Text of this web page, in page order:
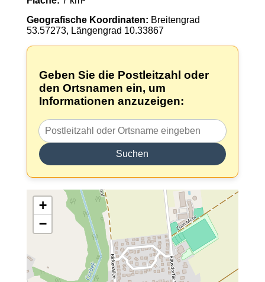
Geografische Koordinaten: Breitengrad
53.57273, Längengrad 10.33867
Geben Sie die Postleitzahl oder
den Ortsnamen ein, um
Informationen anzuzeigen:
Suchen
+
−